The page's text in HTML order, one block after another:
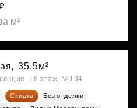
м²
35.5м²
18 этаж, №134
Скидка
Без отделки